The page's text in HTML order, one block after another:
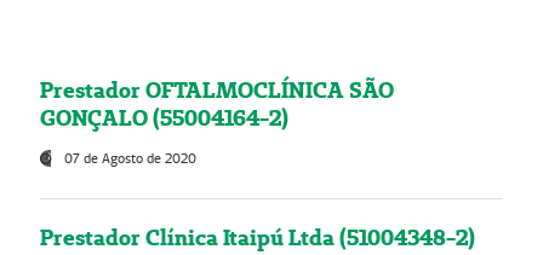
Prestador OFTALMOCLÍNICA SÃO
GONÇALO (55004164-2)
07 de Agosto de 2020
Prestador Clínica Itaipú Ltda (51004348-2)